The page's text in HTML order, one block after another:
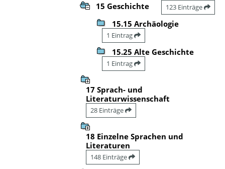
15 Geschichte 123 Einträge
15.15 Archäologie
1 Eintrag
15.25 Alte Geschichte
1 Eintrag
17 Sprach- und
Literaturwissenschaft
28 Einträge
18 Einzelne Sprachen und
Literaturen
148 Einträge